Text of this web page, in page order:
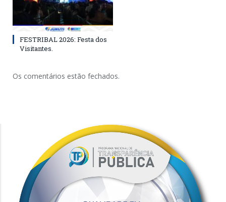
FESTRIBAL 2026: Festa dos
Visitantes.
Os comentários estão fechados.